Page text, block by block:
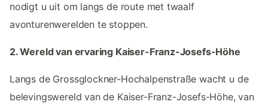
nodigt u uit om langs de route met twaalf
avonturenwerelden te stoppen.
2. Wereld van ervaring Kaiser-Franz-Josefs-Höhe
Langs de Grossglockner-Hochalpenstraße wacht u de
belevingswereld van de Kaiser-Franz-Josefs-Höhe, van